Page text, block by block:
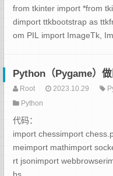
from tkinter import *from
dimport ttkbootstrap as
om PIL import ImageTk,
Python（Pygame）做
Root 2023.10.29
Python
代码：
import chessimport
meimport mathimport
rt jsonimport